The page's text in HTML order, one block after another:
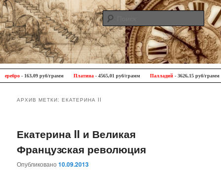
Antique Trip
Главное меню
Перейти к основному содержимому
Перейти к дополнительному содержимому
- 163,09 руб/грамм Платина- 4565,01 руб/грамм Палладий- 3626,15 руб/грамм
АРХИВ МЕТКИ:ЕКАТЕРИНА II
Екатерина II и Великая
Французская революция
Опубликовано10.09.2013